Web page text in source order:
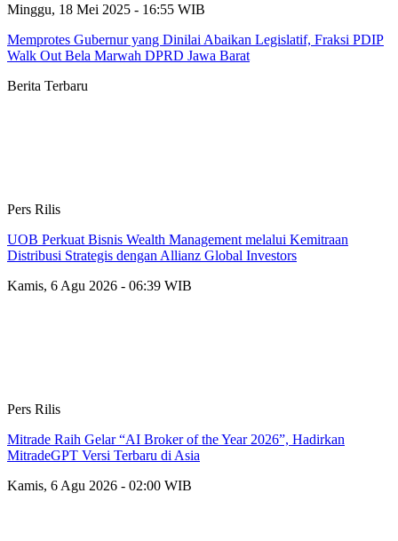
Minggu, 18 Mei 2025 - 16:55 WIB
Memprotes Gubernur yang Dinilai Abaikan Legislatif, Fraksi PDIP
Walk Out Bela Marwah DPRD Jawa Barat
Berita Terbaru
Pers Rilis
UOB Perkuat Bisnis Wealth Management melalui Kemitraan
Distribusi Strategis dengan Allianz Global Investors
Kamis, 6 Agu 2026 - 06:39 WIB
Pers Rilis
Mitrade Raih Gelar “AI Broker of the Year 2026”, Hadirkan
MitradeGPT Versi Terbaru di Asia
Kamis, 6 Agu 2026 - 02:00 WIB